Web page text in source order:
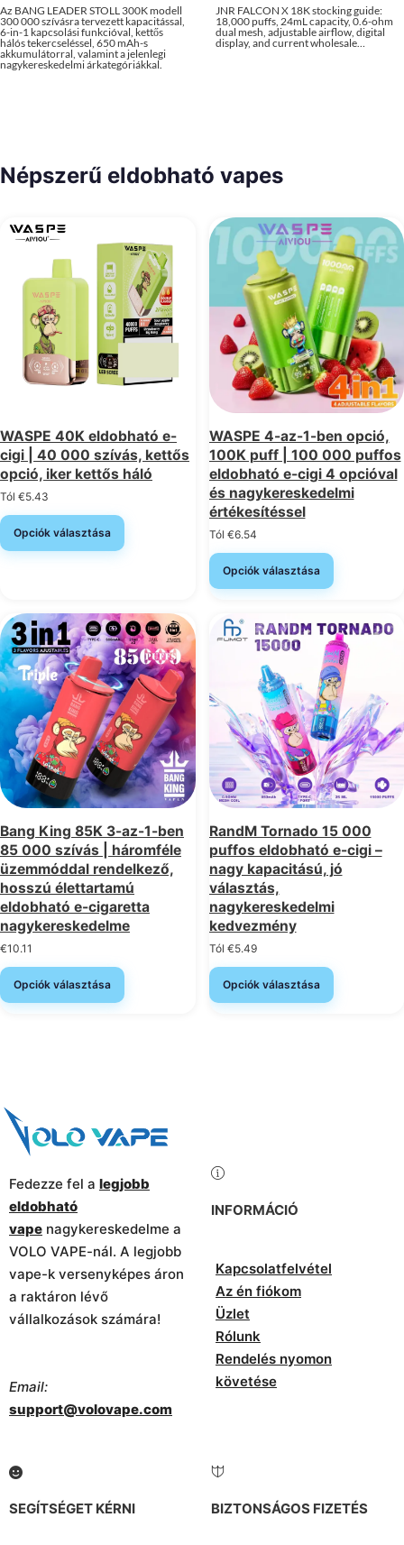
Az BANG LEADER STOLL 300K modell
300 000 szívásra tervezett kapacitással,
6-in-1 kapcsolási funkcióval, kettős
hálós tekercseléssel, 650 mAh-s
akkumulátorral, valamint a jelenlegi
nagykereskedelmi árkategóriákkal.
JNR FALCON X 18K stocking guide:
18,000 puffs, 24mL capacity, 0.6-ohm
dual mesh, adjustable airflow, digital
display, and current wholesale…
Népszerű eldobható vapes
WASPE 40K eldobható e-
cigi | 40 000 szívás, kettős
opció, iker kettős háló
Tól €5.43
Opciók választása
WASPE 4-az-1-ben opció,
100K puff | 100 000 puffos
eldobható e-cigi 4 opcióval
és nagykereskedelmi
értékesítéssel
Tól €6.54
Opciók választása
Bang King 85K 3-az-1-ben
85 000 szívás | háromféle
üzemmóddal rendelkező,
hosszú élettartamú
eldobható e-cigaretta
nagykereskedelme
€10.11
Opciók választása
RandM Tornado 15 000
puffos eldobható e-cigi –
nagy kapacitású, jó
választás,
nagykereskedelmi
kedvezmény
Tól €5.49
Opciók választása
Fedezze fel a legjobb
eldobható
vape nagykereskedelme a
VOLO VAPE-nál. A legjobb
vape-k versenyképes áron
a raktáron lévő
vállalkozások számára!
Email:
support@volovape.com
INFORMÁCIÓ
Kapcsolatfelvétel
Az én fiókom
Üzlet
Rólunk
Rendelés nyomon
követése
SEGÍTSÉGET KÉRNI BIZTONSÁGOS FIZETÉS